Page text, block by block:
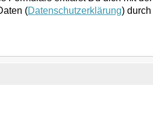
(Datenschutzerklärung)